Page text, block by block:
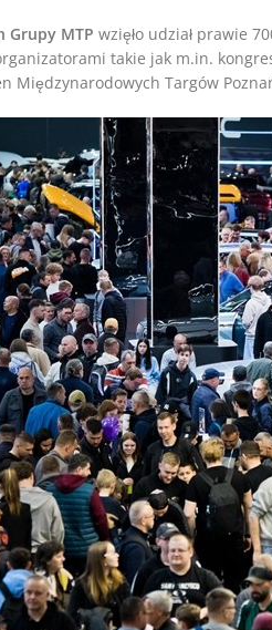
Grupy MTP wzięło udział prawie
takie jak m.in.
Międzynarodowych Targów